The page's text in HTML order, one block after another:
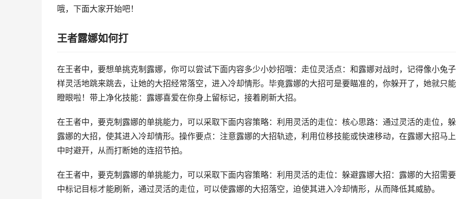
哦，下面大家开始吧！
王者露娜如何打
在王者中，要想单挑克制露娜，你可以尝试下面内容多少小妙招哦：走位灵活点：和露娜对战时，记得像小兔
样灵活地跳来跳去，让她的大招经常落空，进入冷却情形。毕竟露娜的大招可是要瞄准的，你躲开了，她就只
瞪眼啦！带上净化技能：露娜喜爱在你身上留标记，接着刷新大招。
在王者中，要克制露娜的单挑能力，可以采取下面内容策略：利用灵活的走位：核心思路：通过灵活的走位，
露娜的大招，使其进入冷却情形。操作要点：注意露娜的大招轨迹，利用位移技能或快速移动，在露娜大招马
中时避开，从而打断她的连招节拍。
在王者中，要克制露娜的单挑能力，可以采取下面内容策略：利用灵活的走位：躲避露娜大招：露娜的大招需
中标记目标才能刷新，通过灵活的走位，可以使露娜的大招落空，迫使其进入冷却情形，从而降低其威胁。